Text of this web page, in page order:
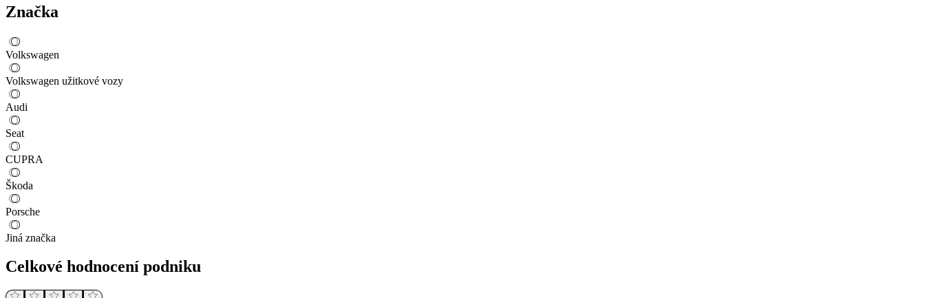
Značka
Volkswagen
Volkswagen užitkové vozy
Audi
Seat
CUPRA
Škoda
Porsche
Jiná značka
Celkové hodnocení podniku